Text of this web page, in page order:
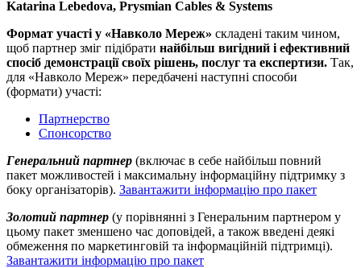
Katarina Lebedova, Prysmian Cables & Systems
Формат участі у «Навколо Мереж» складені таким чином,
щоб партнер зміг підібрати найбільш вигідний і ефективний
спосіб демонстрації своїх рішень, послуг та експертизи. Так,
для «Навколо Мереж» передбачені наступні способи
(формати) участі:
Партнерство
Спонсорство
Генеральний партнер (включає в себе найбільш повний
пакет можливостей і максимальну інформаційну підтримку з
боку організаторів). Завантажити інформацію про пакет
Золотий партнер (у порівнянні з Генеральним партнером у
цьому пакет зменшено час доповідей, а також введені деякі
обмеження по маркетинговій та інформаційній підтримці).
Завантажити інформацію про пакет